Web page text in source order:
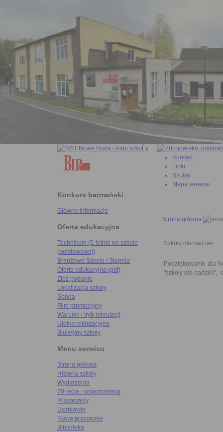
Konkurs barmański
Główne informacje
Oferta edukacyjna
Technikum (5-letnie po szkole
podstawowej)
Branżowa Szkoła I Stopnia
Oferta edukacyjna (pdf)
Złóż podanie
Lokalizacja szkoły
Sonda
Film promocyjny
Warunki i tryb rekrutacji
Ulotka rekrutacyjna
Biuletyny szkoły
Menu serwisu
Strona główna
Historia szkoły
Wydarzenia
70-lecie - wspomnienia
Pracownicy
Uczniowie
Nowe pracownie
Biblioteka
Kontakt
Linki
Szukaj
Mapa serwisu
Strona główna
Szkoły dla nadziei
Podziękowanie dla
"szkoły dla nadziei",